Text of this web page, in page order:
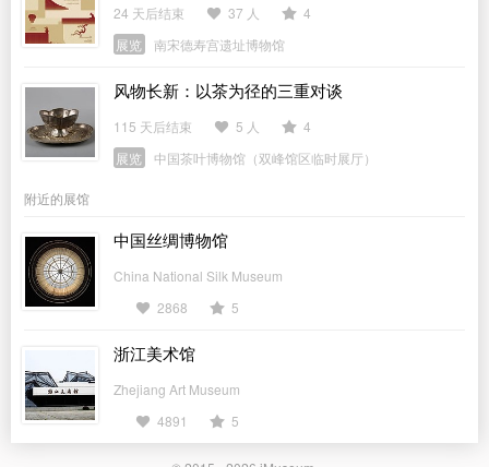
24 天后结束 37 人
4
展览
南宋德寿宫遗址博物馆
风物长新：以茶为径的三重对谈
115 天后结束 5 人
4
展览
中国茶叶博物馆（双峰馆区临时展厅）
附近的展馆
中国丝绸博物馆
China National Silk Museum
2868
5
浙江美术馆
Zhejiang Art Museum
4891
5